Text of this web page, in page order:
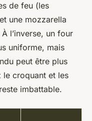
de feu (les
une mozzarella
l’inverse, un four
uniforme, mais
peut être plus
le croquant et les
imbattable.